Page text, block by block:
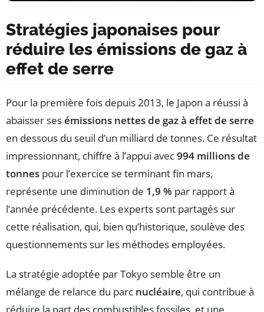
Stratégies japonaises pour
réduire les émissions de gaz à
effet de serre
Pour la première fois depuis 2013, le Japon a réussi à
abaisser sesémissions nettes de gaz à effet de serre
en dessous du seuil d’un milliard de tonnes. Ce résultat
impressionnant, chiffre à l’appui avec994 millions de
tonnes pour l’exercice se terminant fin mars,
représente une diminution de 1,9 % par rapport à
l’année précédente. Les experts sont partagés sur
cette réalisation, qui, bien qu’historique, soulève des
questionnements sur les méthodes employées.
La stratégie adoptée par Tokyo semble être un
mélange de relance du parc nucléaire, qui contribue à